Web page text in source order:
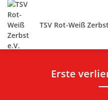
TSV Rot-Weiß
Erste